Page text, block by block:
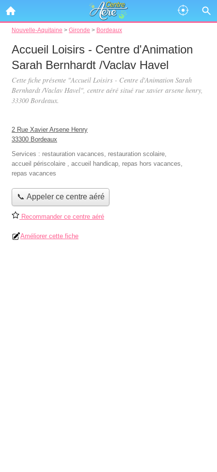
Nouvelle-Aquitaine > Gironde > Bordeaux
Accueil Loisirs - Centre d'Animation
Sarah Bernhardt /Vaclav Havel
Cette fiche présente "Accueil Loisirs - Centre d'Animation Sarah
Bernhardt /Vaclav Havel", centre aéré situé rue xavier arsene henry,
33300 Bordeaux.
2 Rue Xavier Arsene Henry
33300 Bordeaux
Services : restauration vacances, restauration scolaire,
accueil périscolaire , accueil handicap, repas hors vacances,
repas vacances
📞 Appeler ce centre aéré
Recommander ce centre aéré
Améliorer cette fiche